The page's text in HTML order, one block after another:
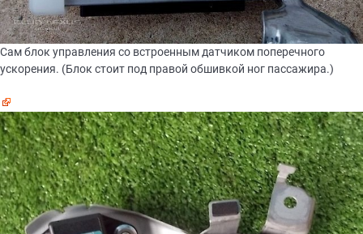
Сам блок управления со встроенным датчиком поперечного
ускорения. (Блок стоит под правой обшивкой ног пассажира.)